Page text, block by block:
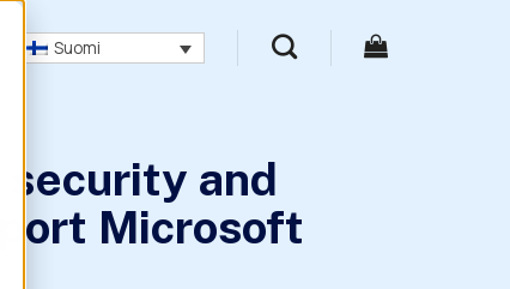
Suomi
and
Microsoft